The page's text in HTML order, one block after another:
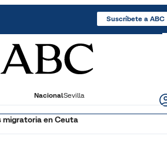
Suscríbete a ABC
NacionalSevilla
migratoria en Ceuta